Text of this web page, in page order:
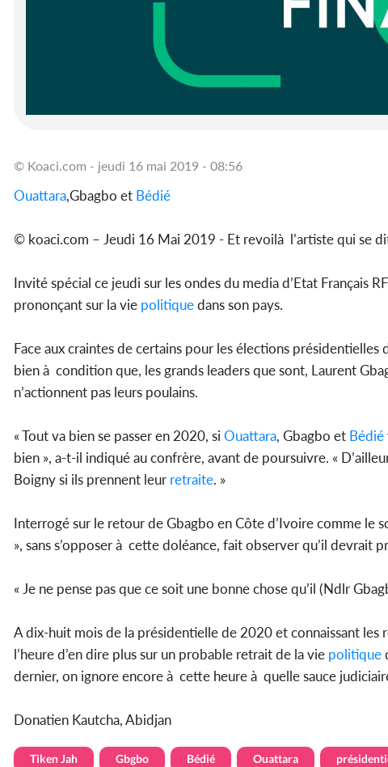
© Koaci.com - jeudi 16 mai 2019 - 08:56
Ouattara,Gbagbo et Bédié
© koaci.com – Jeudi 16 Mai 2019 - Et revoilà l’artiste qui se
Invité spécial ce jeudi sur les ondes du media d’Etat Français
prononçant sur la vie politiquedans son pays.
Face aux craintes de certains pour les élections
bien à condition que, les grands leaders que sont, Laurent
n’actionnent pas leurs poulains.
« Tout va bien se passer en 2020, si Ouattara, Gbagbo et Bédié
bien », a-t-il indiqué au confrère, avant de poursuivre. «
Boigny si ils prennent leur retraite. »
Interrogé sur le retour de Gbagbo en Côte d’Ivoire comme le
», sans s’opposer à cette doléance, fait observer qu’il devrait
« Je ne pense pas que ce soit une bonne chose qu’il (Ndlr
A dix-huit mois de la présidentielle de 2020 et connaissant les
l’heure d’en dire plus sur un probable retrait de la vie politique
dernier, on ignore encore à cette heure à quelle sauce
Donatien Kautcha, Abidjan
Tiken Jah Gbgbo Bédié Ouattara